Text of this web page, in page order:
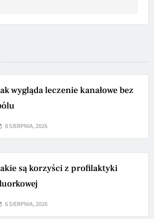
wygląda leczenie kanałowe bez
8 SIERPNIA, 2026
są korzyści z profilaktyki
6 SIERPNIA, 2026